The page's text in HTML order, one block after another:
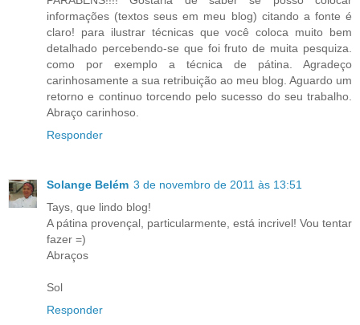
informações (textos seus em meu blog) citando a fonte é
claro! para ilustrar técnicas que você coloca muito bem
detalhado percebendo-se que foi fruto de muita pesquiza.
como por exemplo a técnica de pátina. Agradeço
carinhosamente a sua retribuição ao meu blog. Aguardo um
retorno e continuo torcendo pelo sucesso do seu trabalho.
Abraço carinhoso.
Responder
Solange Belém 3 de novembro de 2011 às 13:51
Tays, que lindo blog!
A pátina provençal, particularmente, está incrivel! Vou tentar
fazer =)
Abraços
Sol
Responder